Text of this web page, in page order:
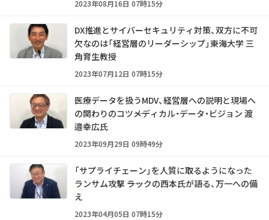
2023年08月16日 07時15分
DX推進とサイバーセキュリティ対策、双方に不可
欠なのは「経営層のリーダーシップ」――東海大学 三
角育生教授
2023年07月12日 07時15分
医療データを扱うMDV、経営層への説明と現場へ
の関わりのコツ――メディカル・データ・ビジョン 渡
邉幸広氏
2023年09月29日 09時49分
「サプライチェーン」を人質に取るようになった
ランサム攻撃 ――ラックの西本氏が語る、万一への備
え
2023年04月05日 07時15分